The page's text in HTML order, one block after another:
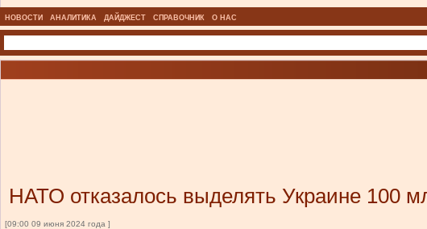
НОВОСТИ АНАЛИТИКА ДАЙДЖЕСТ СПРАВОЧНИК О НАС
НАТО отказалось выделять Украине 100
[09:00 09 июня 2024 года ]